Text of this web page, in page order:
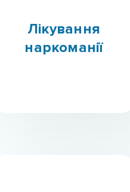
наркоманії